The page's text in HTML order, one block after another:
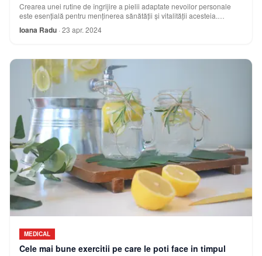
Crearea unei rutine de îngrijire a pielii adaptate nevoilor personale
este esențială pentru menținerea sănătății și vitalității acesteia.
Ioana Radu · 23 apr. 2024
MEDICAL
Cele mai bune exercitii pe care le poti face in timpul